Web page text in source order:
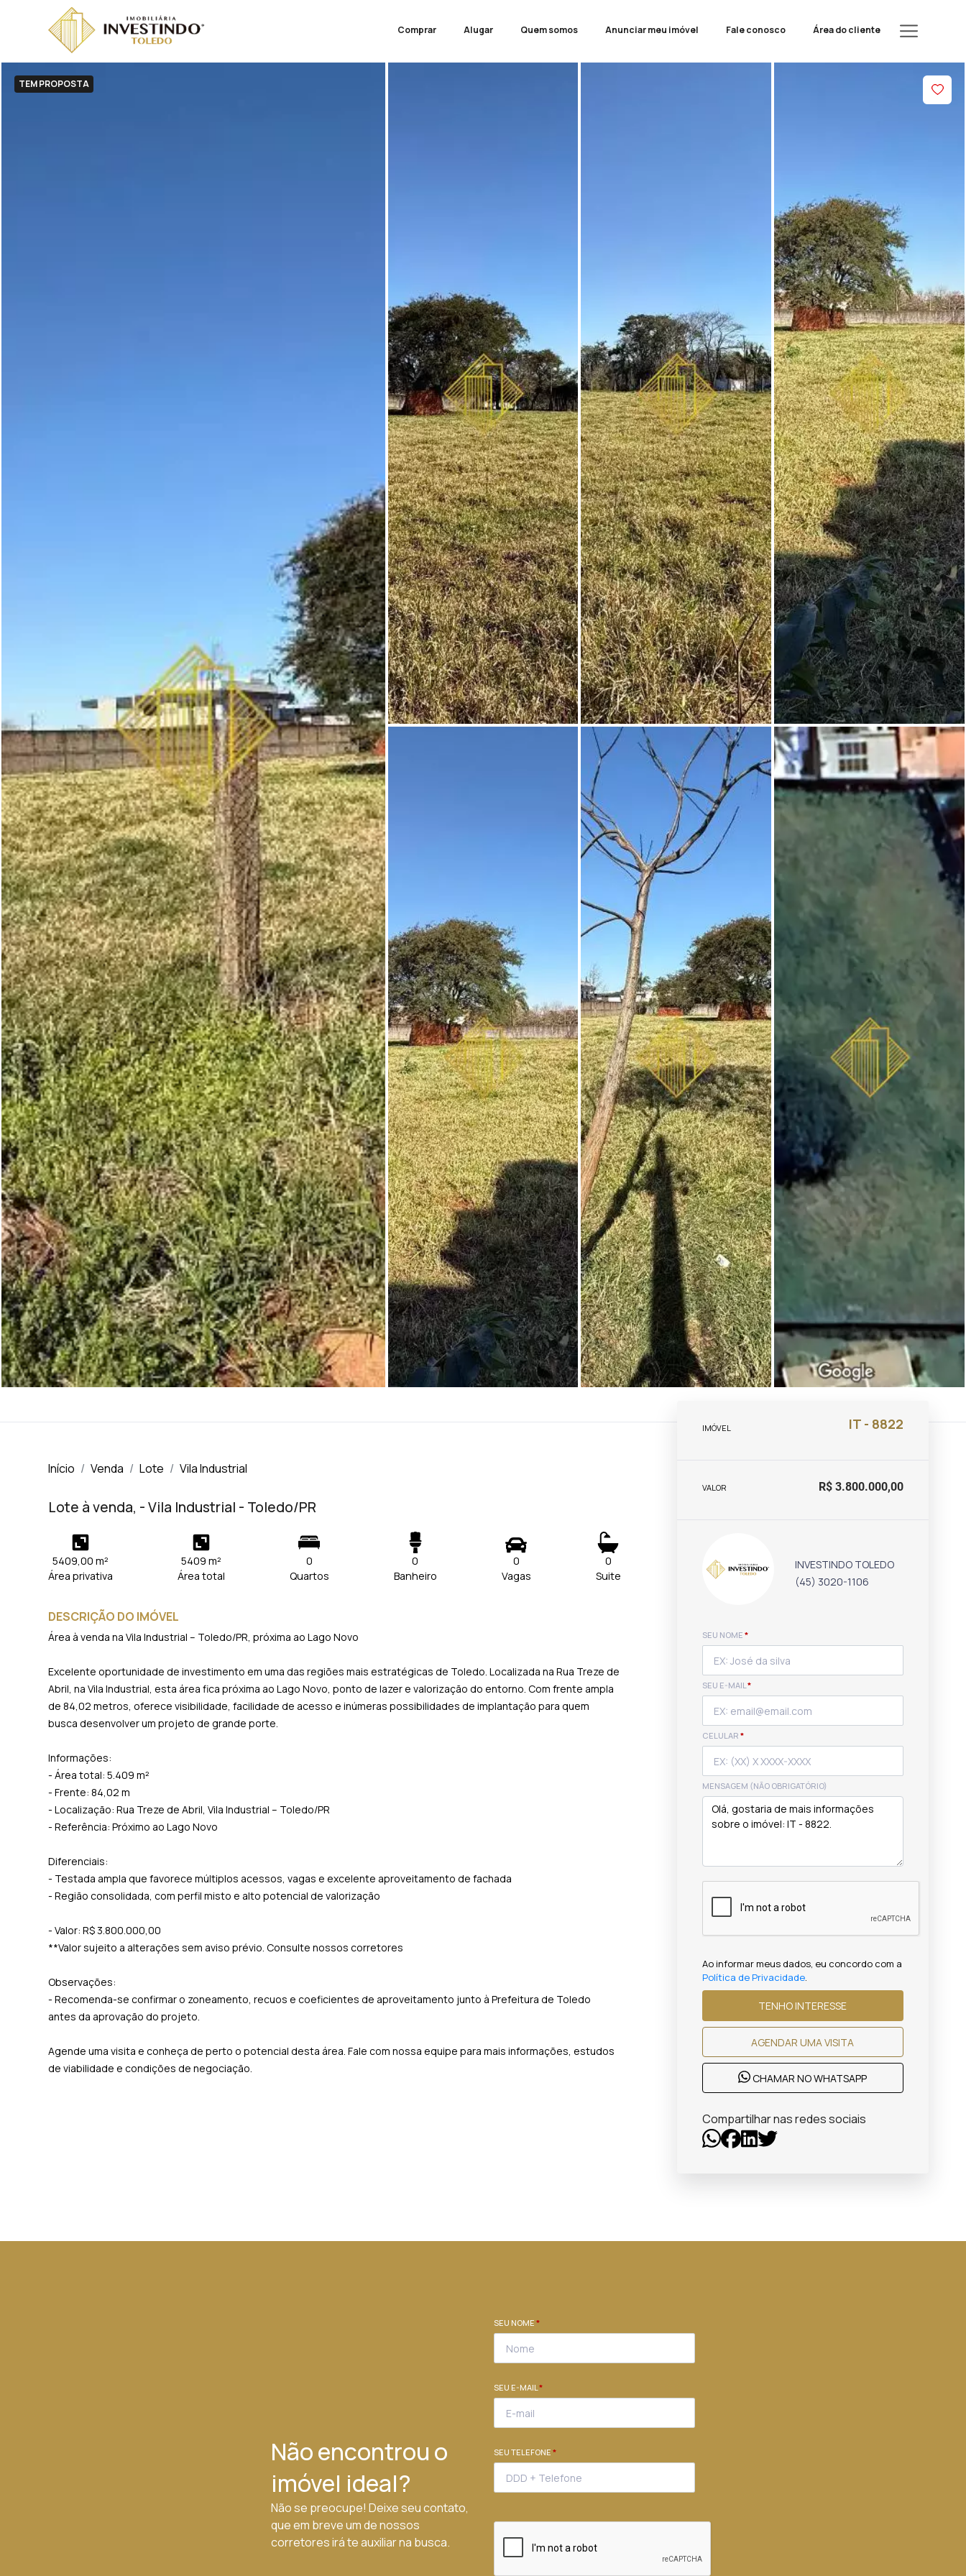
Comprar Alugar Quem somos Anunciar meu imóvel Fale conosco Área do cliente
TEM PROPOSTA
Início Venda Lote Vila Industrial
Lote à venda, - Vila Industrial - Toledo/PR
5409,00 m²
Área privativa
5409 m²
Área total
0
Quartos
0
Banheiro
0
Vagas
0
Suite
DESCRIÇÃO DO IMÓVEL
Área à venda na Vila Industrial – Toledo/PR, próxima ao Lago Novo
Excelente oportunidade de investimento em uma das regiões mais estratégicas de Toledo. Localizada na Rua Treze de
Abril, na Vila Industrial, esta área fica próxima ao Lago Novo, ponto de lazer e valorização do entorno. Com frente ampla
de 84,02 metros, oferece visibilidade, facilidade de acesso e inúmeras possibilidades de implantação para quem
busca desenvolver um projeto de grande porte.
Informações:
- Área total: 5.409 m²
- Frente: 84,02 m
- Localização: Rua Treze de Abril, Vila Industrial – Toledo/PR
- Referência: Próximo ao Lago Novo
Diferenciais:
- Testada ampla que favorece múltiplos acessos, vagas e excelente aproveitamento de fachada
- Região consolidada, com perfil misto e alto potencial de valorização
- Valor: R$ 3.800.000,00
**Valor sujeito a alterações sem aviso prévio. Consulte nossos corretores
Observações:
- Recomenda-se confirmar o zoneamento, recuos e coeficientes de aproveitamento junto à Prefeitura de Toledo
antes da aprovação do projeto.
Agende uma visita e conheça de perto o potencial desta área. Fale com nossa equipe para mais informações, estudos
de viabilidade e condições de negociação.
IMÓVEL IT - 8822
VALOR R$ 3.800.000,00
INVESTINDO TOLEDO
(45) 3020-1106
SEU NOME *
SEU E-MAIL*
CELULAR *
MENSAGEM (NÃO OBRIGATÓRIO)
Ao informar meus dados, eu concordo com a
Política de Privacidade.
TENHO INTERESSE
AGENDAR UMA VISITA
CHAMAR NO WHATSAPP
Compartilhar nas redes sociais
Não encontrou o
imóvel ideal?
Não se preocupe! Deixe seu contato,
que em breve um de nossos
corretores irá te auxiliar na busca.
SEU NOME *
SEU E-MAIL*
SEU TELEFONE *